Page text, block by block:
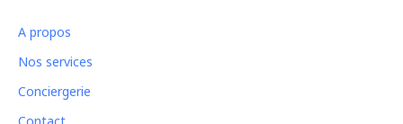
A propos
Nos services
Conciergerie